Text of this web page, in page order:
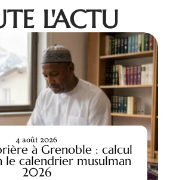
L'ACTU
à Grenoble : calcul
le calendrier musulman
2026
4 août 2026